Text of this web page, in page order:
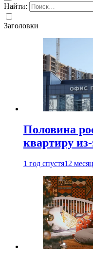
Найти:
Заголовки
Половина
квартиру
1 год спустя12